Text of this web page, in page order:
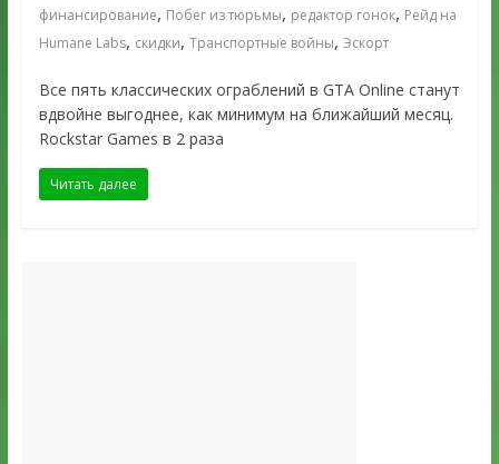
финансирование, Побег из тюрьмы, редактор гонок, Рейд на
Humane Labs, скидки, Транспортные войны, Эскорт
Все пять классических ограблений в GTA Online станут
вдвойне выгоднее, как минимум на ближайший месяц.
Rockstar Games в 2 раза
Читать далее